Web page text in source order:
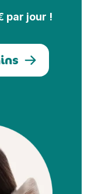
par jour !